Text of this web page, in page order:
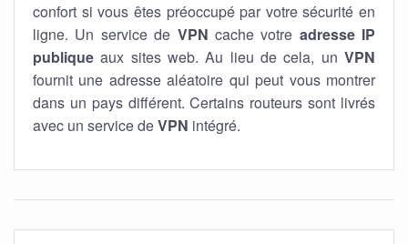
confort si vous êtes préoccupé par votre sécurité en
ligne. Un service de VPN cache votre adresse IP
publique aux sites web. Au lieu de cela, un VPN
fournit une adresse aléatoire qui peut vous montrer
dans un pays différent. Certains routeurs sont livrés
avec un service deVPN intégré.